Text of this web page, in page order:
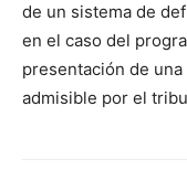
de un sistema de
en el caso del
presentación de
admisible por el